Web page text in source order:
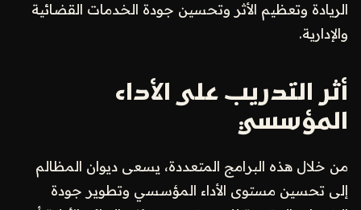
الريادة وتعظيم الأثر وتحسين جودة الخدمات القضائية
والإدارية.
أثر التدريب على الأداء
المؤسسي
من خلال هذه البرامج المتعددة، يسعى ديوان المظالم
إلى تحسين مستوى الأداء المؤسسي وتطوير جودة